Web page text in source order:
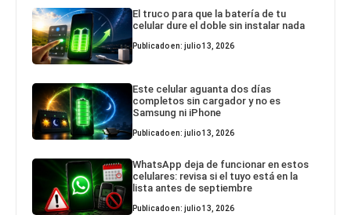
El truco para que la batería de tu
celular dure el doble sin instalar nada
Publicado en: julio 13, 2026
Este celular aguanta dos días
completos sin cargador y no es
Samsung ni iPhone
Publicado en: julio 13, 2026
WhatsApp deja de funcionar en estos
celulares: revisa si el tuyo está en la
lista antes de septiembre
Publicado en: julio 13, 2026